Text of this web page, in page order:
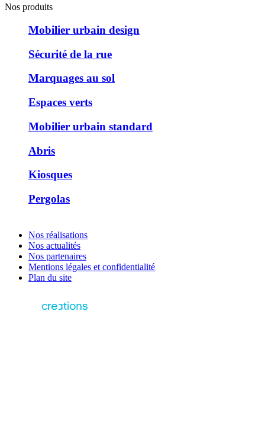
Nos produits
Mobilier urbain design
Sécurité de la rue
Marquages au sol
Espaces verts
Mobilier urbain standard
Abris
Kiosques
Pergolas
Nos réalisations
Nos actualités
Nos partenaires
Mentions légales et confidentialité
Plan du site